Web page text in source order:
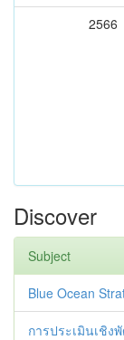
2566
Discover
Subject
Blue Ocean
การประเมินเชิง